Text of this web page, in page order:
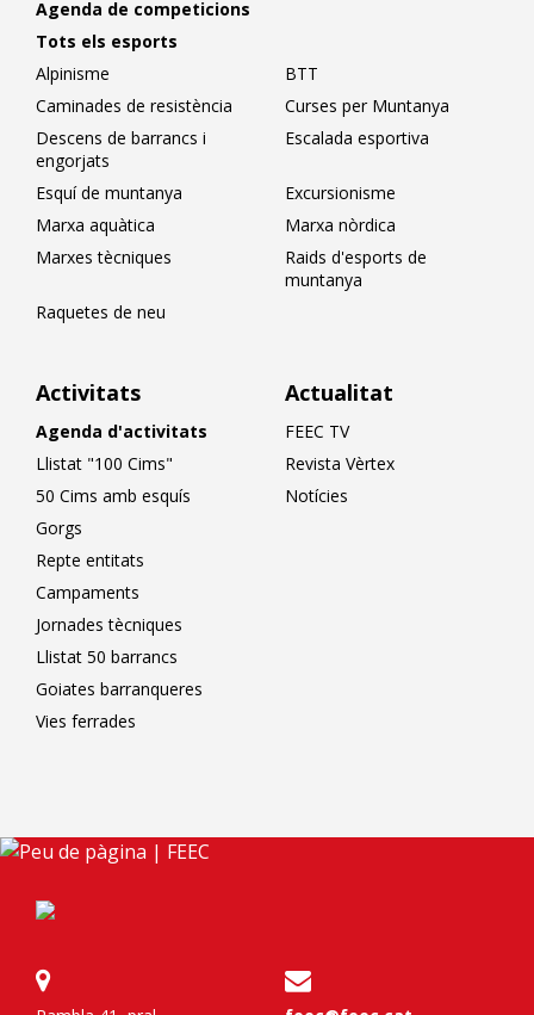
Activitats
Agenda d'activitats
Llistat "100 Cims"
50 Cims amb esquís
Gorgs
Repte entitats
Campaments
Jornades tècniques
Llistat 50 barrancs
Goiates barranqueres
Vies ferrades
Agenda de competicions
Tots els esports
Alpinisme
BTT
Caminades de resistència
Curses per Muntanya
Descens de barrancs i
engorjats
Escalada esportiva
Esquí de muntanya
Excursionisme
Marxa aquàtica
Marxa nòrdica
Marxes tècniques
Raids d'esports de
muntanya
Raquetes de neu
Actualitat
FEEC TV
Revista Vèrtex
Notícies